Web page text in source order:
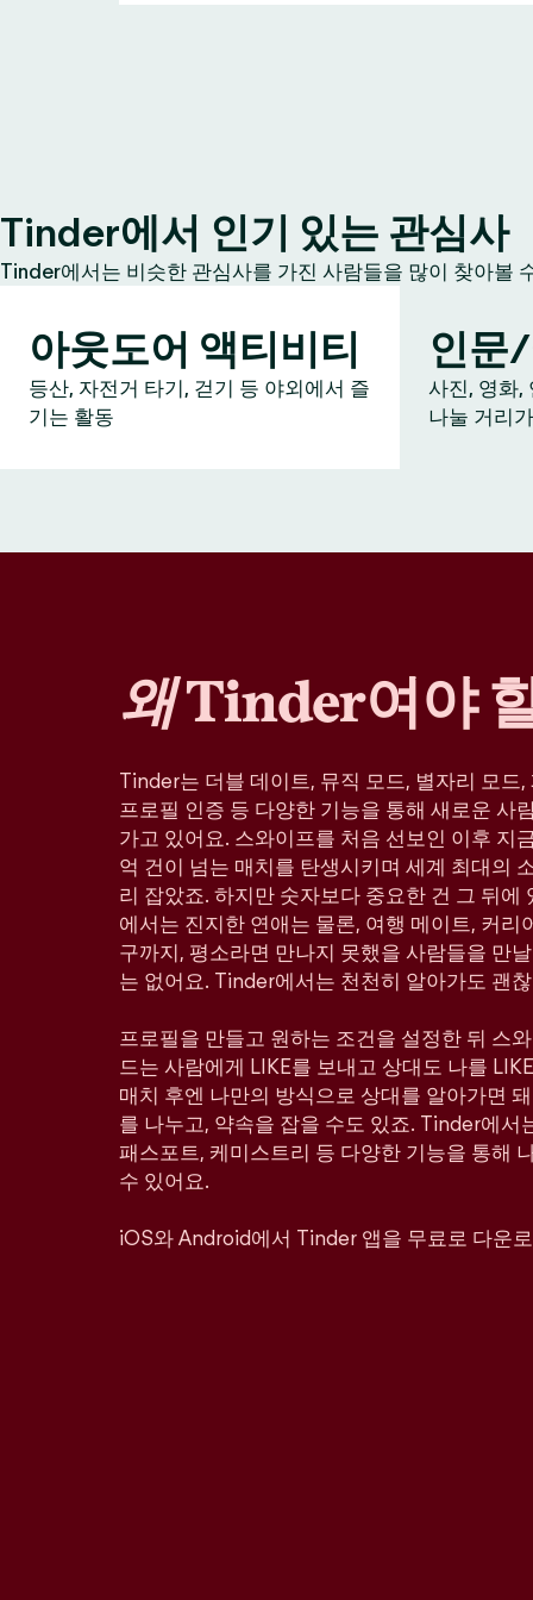
Tinder에서 인기 있는 관심사
Tinder에서는 비슷한 관심사를 가진 사람들을 많이 찾아볼
아웃도어 액티비티
등산, 자전거 타기, 걷기 등 야외에서 즐
기는 활동
인문
사진, 영화,
나눌 거리
왜Tinder여야
Tinder는 더블 데이트, 뮤직 모드, 별자리 모드
프로필 인증 등 다양한 기능을 통해 새로운 사
가고 있어요. 스와이프를 처음 선보인 이후 지
억 건이 넘는 매치를 탄생시키며 세계 최대의
리 잡았죠. 하지만 숫자보다 중요한 건 그 뒤
에서는 진지한 연애는 물론, 여행 메이트, 커리
구까지, 평소라면 만나지 못했을 사람들을 만
는 없어요. Tinder에서는 천천히 알아가도 괜
프로필을 만들고 원하는 조건을 설정한 뒤 스
드는 사람에게 LIKE를 보내고 상대도 나를
매치 후엔 나만의 방식으로 상대를 알아가면
를 나누고, 약속을 잡을 수도 있죠. Tinder에서
패스포트, 케미스트리 등 다양한 기능을 통해
수 있어요.
iOS와 Android에서 Tinder 앱을 무료로 다운